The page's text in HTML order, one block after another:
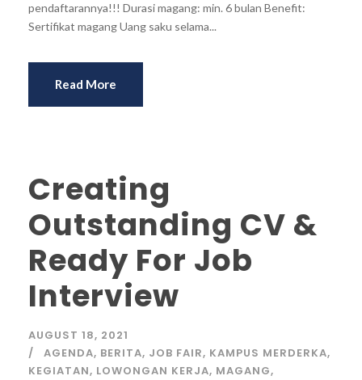
pendaftarannya!!! Durasi magang: min. 6 bulan Benefit:
Sertifikat magang Uang saku selama...
Read More
Creating
Outstanding CV &
Ready For Job
Interview
AUGUST 18, 2021
AGENDA, BERITA, JOB FAIR, KAMPUS MERDERKA,
KEGIATAN, LOWONGAN KERJA, MAGANG,